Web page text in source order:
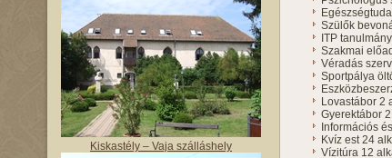
Kiskastély – Vaja szálláshely
Szülők
ITP tanulmány
Szakmai
Véradás
Sportpálya
Lovastábor 2
Gyerektábor
Információs
Kvíz est 24
Vízitúra 12